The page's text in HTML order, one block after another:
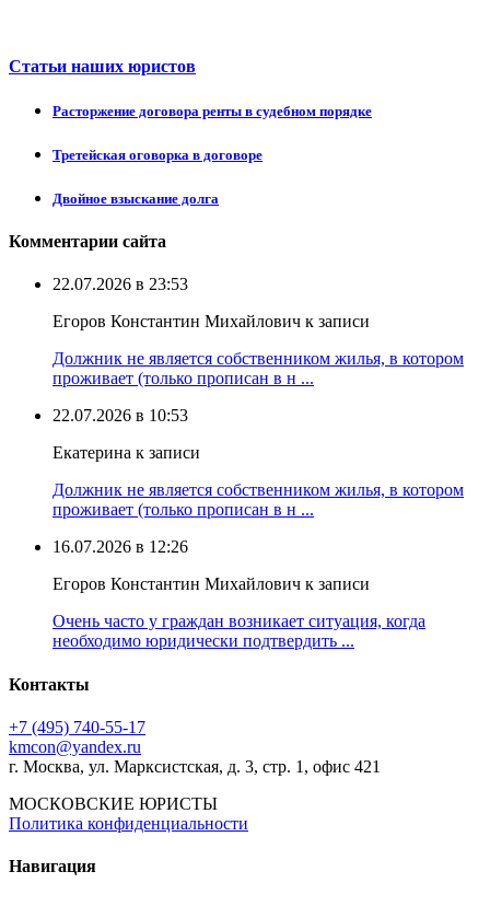
Статьи наших юристов
Расторжение договора ренты в судебном порядке
Третейская оговорка в договоре
Двойное взыскание долга
Комментарии сайта
22.07.2026 в 23:53
Егоров Константин Михайлович к записи
Должник не является собственником жилья, в котором
проживает (только прописан в н ...
22.07.2026 в 10:53
Екатерина к записи
Должник не является собственником жилья, в котором
проживает (только прописан в н ...
16.07.2026 в 12:26
Егоров Константин Михайлович к записи
Очень часто у граждан возникает ситуация, когда
необходимо юридически подтвердить ...
Контакты
+7 (495) 740‑55‑17
kmcon@yandex.ru
г. Москва, ул. Марксистская, д. 3, стр. 1, офис 421
МОСКОВСКИЕ ЮРИСТЫ
Политика конфиденциальности
Навигация